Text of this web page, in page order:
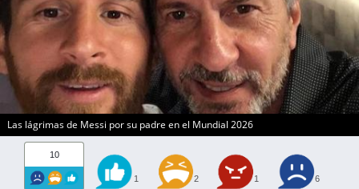
Las lágrimas de Messi por su padre en el Mundial 2026
10
1 2 1 6